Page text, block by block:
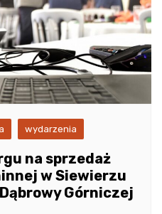
wydarzenia
na sprzedaż
w Siewierzu
Górniczej